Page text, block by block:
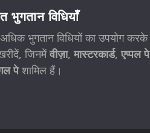
भुगतान विधियाँ
भुगतान विधियों का उपयोग करके
जिनमेंवीज़ा, मास्टरकार्ड, एप्पल पे
पेशामिल हैं।